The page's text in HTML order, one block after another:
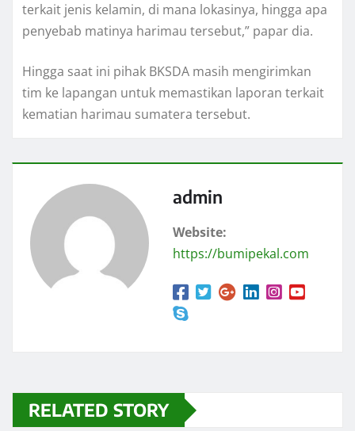
terkait jenis kelamin, di mana lokasinya, hingga apa
penyebab matinya harimau tersebut,” papar dia.
Hingga saat ini pihak BKSDA masih mengirimkan
tim ke lapangan untuk memastikan laporan terkait
kematian harimau sumatera tersebut.
admin
Website:
https://bumipekal.com
RELATED STORY